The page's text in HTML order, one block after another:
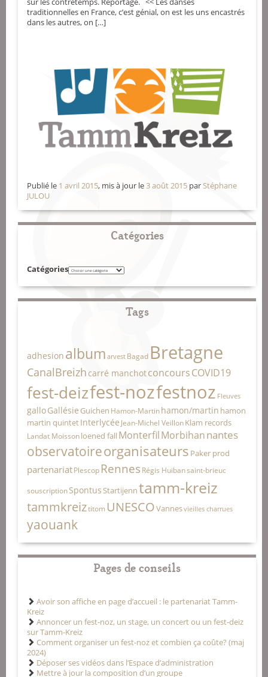
sur les contretemps. Reportage. << Les danses
traditionnelles en France, c’est génial, on est les uns encastrés
dans les autres, on […]
Publié le 1 avril 2015, mis à jour le3 août 2015 parStéphane
JULOU
Catégories
Catégories
Tags
adhesion album arvest Bagad Bretagne
CanalBreizh carré manchotconcoursCOVID19
fest-deizfest-nozfestnoz Fleuves
galloGallésie Guichen Hamon-Martinhamon/martin hamon
martin quintetInterlycée Jean-Michel VeillonKlam records
Landat Moissonloened fall MonterfilMorbihannantes
observatoireorganisateurs Paker prod
partenariatPlescop Rennes Régis Huibansaint-brieuc
souscriptionSpontus Startijenntamm-kreiz
tammkreiztitomUNESCOVannesvieilles charrues
yaouank
Pages de conseils
Avoir son affiche en page d’accueil : le partenariat Tamm-
Kreiz
Annoncer un fest-noz, un stage, un concert ou un fest-deiz
sur Tamm-Kreiz
Comment organiser un fest-noz et combien ça coûte? (maj
2024)
Déposer ses vidéos dans l’Espace d’administration
Mettre à jour la composition d’un groupe